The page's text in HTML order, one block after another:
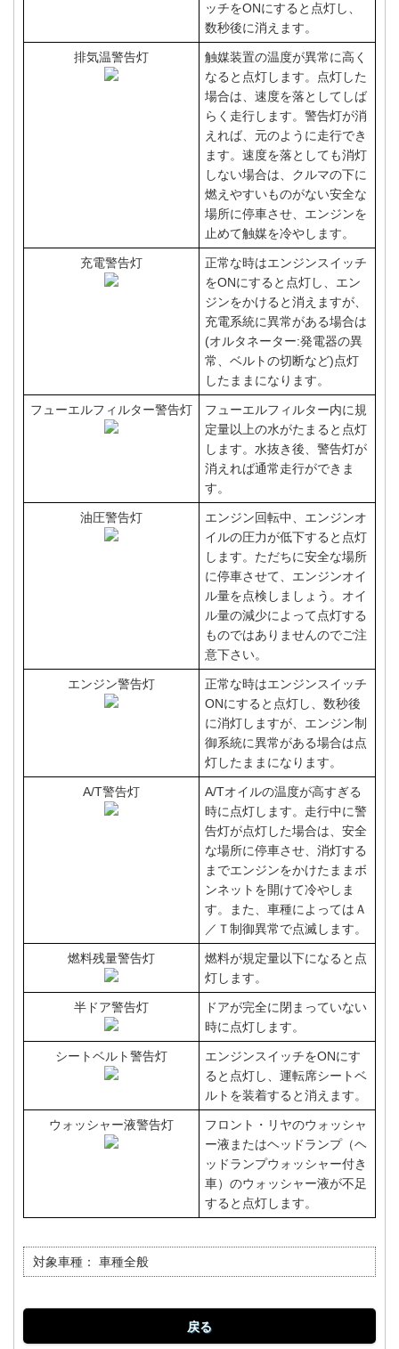
ッチをONにすると点灯し、
数秒後に消えます。
排気温警告灯
触媒装置の温度が異常に高く
なると点灯します。点灯した
場合は、速度を落としてしば
らく走行します。警告灯が消
えれば、元のように走行でき
ます。速度を落としても消灯
しない場合は、クルマの下に
燃えやすいものがない安全な
場所に停車させ、エンジンを
止めて触媒を冷やします。
充電警告灯
正常な時はエンジンスイッチ
をONにすると点灯し、エン
ジンをかけると消えますが、
充電系統に異常がある場合は
(オルタネーター:発電器の異
常、ベルトの切断など)点灯
したままになります。
フューエルフィルター警告灯
フューエルフィルター内に規
定量以上の水がたまると点灯
します。水抜き後、警告灯が
消えれば通常走行ができま
す。
油圧警告灯
エンジン回転中、エンジンオ
イルの圧力が低下すると点灯
します。ただちに安全な場所
に停車させて、エンジンオイ
ル量を点検しましょう。オイ
ル量の減少によって点灯する
ものではありませんのでご注
意下さい。
エンジン警告灯
正常な時はエンジンスイッチ
ONにすると点灯し、数秒後
に消灯しますが、エンジン制
御系統に異常がある場合は点
灯したままになります。
A/T警告灯
A/Tオイルの温度が高すぎる
時に点灯します。走行中に警
告灯が点灯した場合は、安全
な場所に停車させ、消灯する
までエンジンをかけたままボ
ンネットを開けて冷やしま
す。また、車種によってはＡ
／Ｔ制御異常で点滅します。
燃料残量警告灯
燃料が規定量以下になると点
灯します。
半ドア警告灯
ドアが完全に閉まっていない
時に点灯します。
シートベルト警告灯
エンジンスイッチをONにす
ると点灯し、運転席シートベ
ルトを装着すると消えます。
ウォッシャー液警告灯
フロント・リヤのウォッシャ
ー液またはヘッドランプ（ヘ
ッドランプウォッシャー付き
車）のウォッシャー液が不足
すると点灯します。
対象車種： 車種全般
戻る